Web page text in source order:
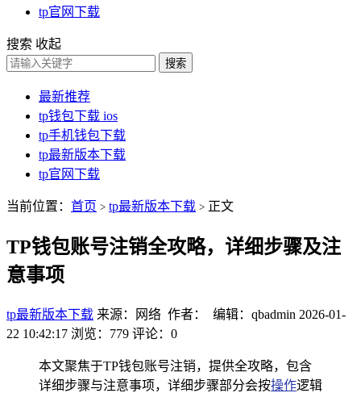
tp官网下载
搜索 收起
搜索
最新推荐
tp钱包下载 ios
tp手机钱包下载
tp最新版本下载
tp官网下载
当前位置： 首页 > tp最新版本下载 > 正文
TP钱包账号注销全攻略，详细步骤及注
意事项
tp最新版本下载 来源：网络 作者： 编辑：qbadmin 2026-01-
22 10:42:17 浏览：779 评论：0
本文聚焦于TP钱包账号注销，提供全攻略，包含
详细步骤与注意事项，详细步骤部分会按操作逻辑